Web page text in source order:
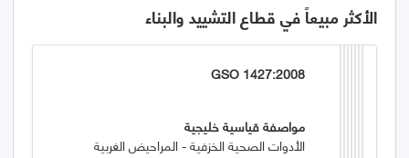
الأكثر مبيعاً في قطاع التشييد والبناء
GSO 1427:2008
مواصفة قياسية خليجية
الأدوات الصحية الخزفية - المراحيض الغربية